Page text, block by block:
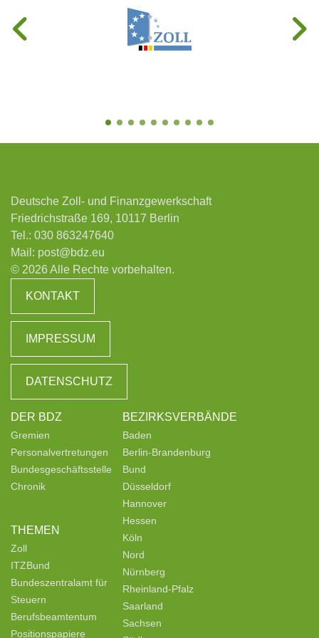
Deutsche Zoll- und Finanzgewerkschaft
Friedrichstraße 169, 10117 Berlin
Tel.: 030 863247640
Mail: post@bdz.eu
© 2026 Alle Rechte vorbehalten.
KONTAKT
IMPRESSUM
DATENSCHUTZ
DER BDZ
Gremien
Personalvertretungen
Bundesgeschäftsstelle
Chronik
THEMEN
Zoll
ITZBund
Bundeszentralamt für
Steuern
Berufsbeamtentum
Positionspapiere
BEZIRKSVERBÄNDE
Baden
Berlin-Brandenburg
Bund
Düsseldorf
Hannover
Hessen
Köln
Nord
Nürnberg
Rheinland-Pfalz
Saarland
Sachsen